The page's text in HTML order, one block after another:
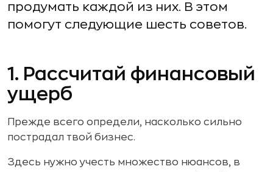
продумать каждой из них. В этом
помогут следующие шесть советов.
1. Рассчитай финансовый
ущерб
Прежде всего определи, насколько сильно
пострадал твой бизнес.
Здесь нужно учесть множество нюансов, в